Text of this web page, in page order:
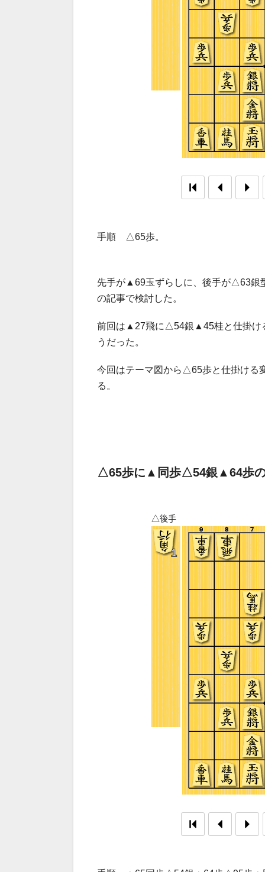
手順 △65歩。
先手が▲69玉ずらしに、後手が△63銀
の記事で検討した。
前回は▲27飛に△54銀▲45桂と仕掛け
うだった。
今回はテーマ図から△65歩と仕掛ける
る。
△65歩に▲同歩△54銀▲64歩